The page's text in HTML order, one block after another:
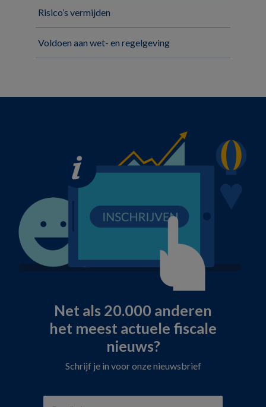
Risico’s vermijden
Voldoen aan wet- en regelgeving
Net als 20.000 anderen
het meest actuele fiscale
nieuws?
Schrijf je in voor onze nieuwsbrief